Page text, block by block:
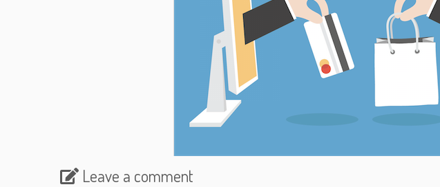
Leave a comment